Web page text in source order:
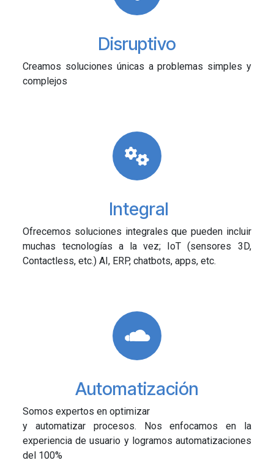
Disruptivo
Creamos soluciones únicas a problemas simples y
complejos
Integral
Ofrecemos soluciones integrales que pueden incluir
muchas tecnologías a la vez; IoT (sensores 3D,
Contactless, etc.) AI, ERP, chatbots, apps, etc.
Automatización
Somos expertos en optimizar
y automatizar procesos. Nos enfocamos en la
experiencia de usuario y logramos automatizaciones
del 100%